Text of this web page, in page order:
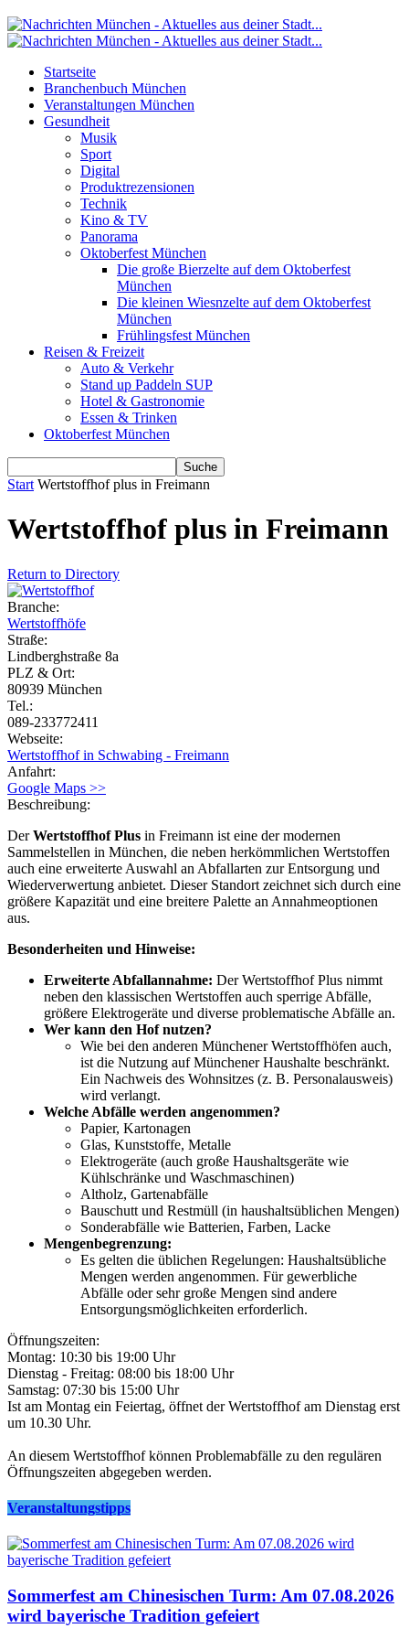
Startseite
Branchenbuch München
Veranstaltungen München
Gesundheit
Musik
Sport
Digital
Produktrezensionen
Technik
Kino & TV
Panorama
Oktoberfest München
Die große Bierzelte auf dem Oktoberfest
München
Die kleinen Wiesnzelte auf dem Oktoberfest
München
Frühlingsfest München
Reisen & Freizeit
Auto & Verkehr
Stand up Paddeln SUP
Hotel & Gastronomie
Essen & Trinken
Oktoberfest München
Start Wertstoffhof plus in Freimann
Wertstoffhof plus in Freimann
Return to Directory
Branche:
Wertstoffhöfe
Straße:
Lindberghstraße 8a
PLZ & Ort:
80939 München
Tel.:
089-233772411
Webseite:
Wertstoffhof in Schwabing - Freimann
Anfahrt:
Google Maps >>
Beschreibung:
DerWertstoffhof Plus in Freimann ist eine der modernen
Sammelstellen in München, die neben herkömmlichen Wertstoffen
auch eine erweiterte Auswahl an Abfallarten zur Entsorgung und
Wiederverwertung anbietet. Dieser Standort zeichnet sich durch eine
größere Kapazität und eine breitere Palette an Annahmeoptionen
aus.
Besonderheiten und Hinweise:
Erweiterte Abfallannahme: Der Wertstoffhof Plus nimmt
neben den klassischen Wertstoffen auch sperrige Abfälle,
größere Elektrogeräte und diverse problematische Abfälle an.
Wer kann den Hof nutzen?
Wie bei den anderen Münchener Wertstoffhöfen auch,
ist die Nutzung auf Münchener Haushalte beschränkt.
Ein Nachweis des Wohnsitzes (z. B. Personalausweis)
wird verlangt.
Welche Abfälle werden angenommen?
Papier, Kartonagen
Glas, Kunststoffe, Metalle
Elektrogeräte (auch große Haushaltsgeräte wie
Kühlschränke und Waschmaschinen)
Altholz, Gartenabfälle
Bauschutt und Restmüll (in haushaltsüblichen Mengen)
Sonderabfälle wie Batterien, Farben, Lacke
Mengenbegrenzung:
Es gelten die üblichen Regelungen: Haushaltsübliche
Mengen werden angenommen. Für gewerbliche
Abfälle oder sehr große Mengen sind andere
Entsorgungsmöglichkeiten erforderlich.
Öffnungszeiten:
Montag: 10:30 bis 19:00 Uhr
Dienstag - Freitag: 08:00 bis 18:00 Uhr
Samstag: 07:30 bis 15:00 Uhr
Ist am Montag ein Feiertag, öffnet der Wertstoffhof am Dienstag erst
um 10.30 Uhr.
An diesem Wertstoffhof können Problemabfälle zu den regulären
Öffnungszeiten abgegeben werden.
Veranstaltungstipps
Sommerfest am Chinesischen Turm: Am 07.08.2026
wird bayerische Tradition gefeiert